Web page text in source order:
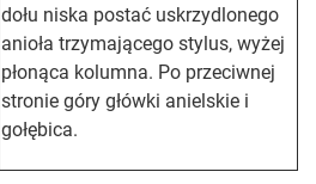
dołu niska postać uskrzydlonego
anioła trzymającego stylus, wyżej
płonąca kolumna. Po przeciwnej
stronie góry główki anielskie i
gołębica.